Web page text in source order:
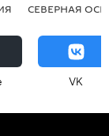
СЕВЕРНАЯ
VK